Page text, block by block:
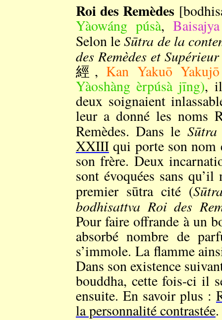
Roi des Remèdes
Yàowáng púsà,
Selon leSūtra de la
des Remèdes et Supérieur
經, Kan Yakuō
Yàoshàng èrpúsà jīng),
deux soignaient
leur a donné les noms
Remèdes. Dans le
XXIII qui porte son
son frère. Deux
sont évoquées sans
premier sūtra cité (
bodhisattva Roi des
Pour faire offrande à un
absorbé nombre de
s’immole. La flamme
Dans son existence
bouddha, cette fois-ci il
ensuite. En savoir plus :
la personnalité contrastée.